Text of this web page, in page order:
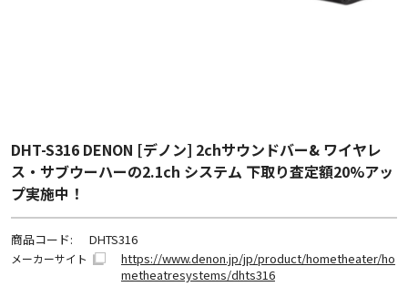
DHT-S316 DENON [デノン] 2chサウンドバー& ワイヤレ
ス・サブウーハーの2.1ch システム 下取り査定額20%アッ
プ実施中！
商品コード: DHTS316
メーカーサイト
https://www.denon.jp/jp/product/hometheater/ho
metheatresystems/dhts316